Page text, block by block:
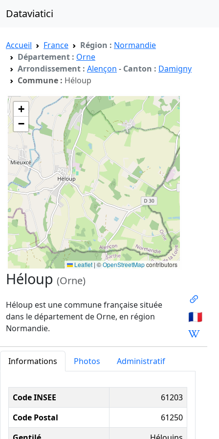
Dataviatici
Accueil France Région : Normandie
Département : Orne
Arrondissement : Alençon - Canton : Damigny
Commune : Héloup
+
−
Leaflet | ©OpenStreetMapcontributors
Héloup (Orne)
Héloup est une commune française située
dans le département de Orne, en région
Normandie.
🇫🇷
Informations Photos Administratif
Informations administratives
Code INSEE
61203
Code Postal
61250